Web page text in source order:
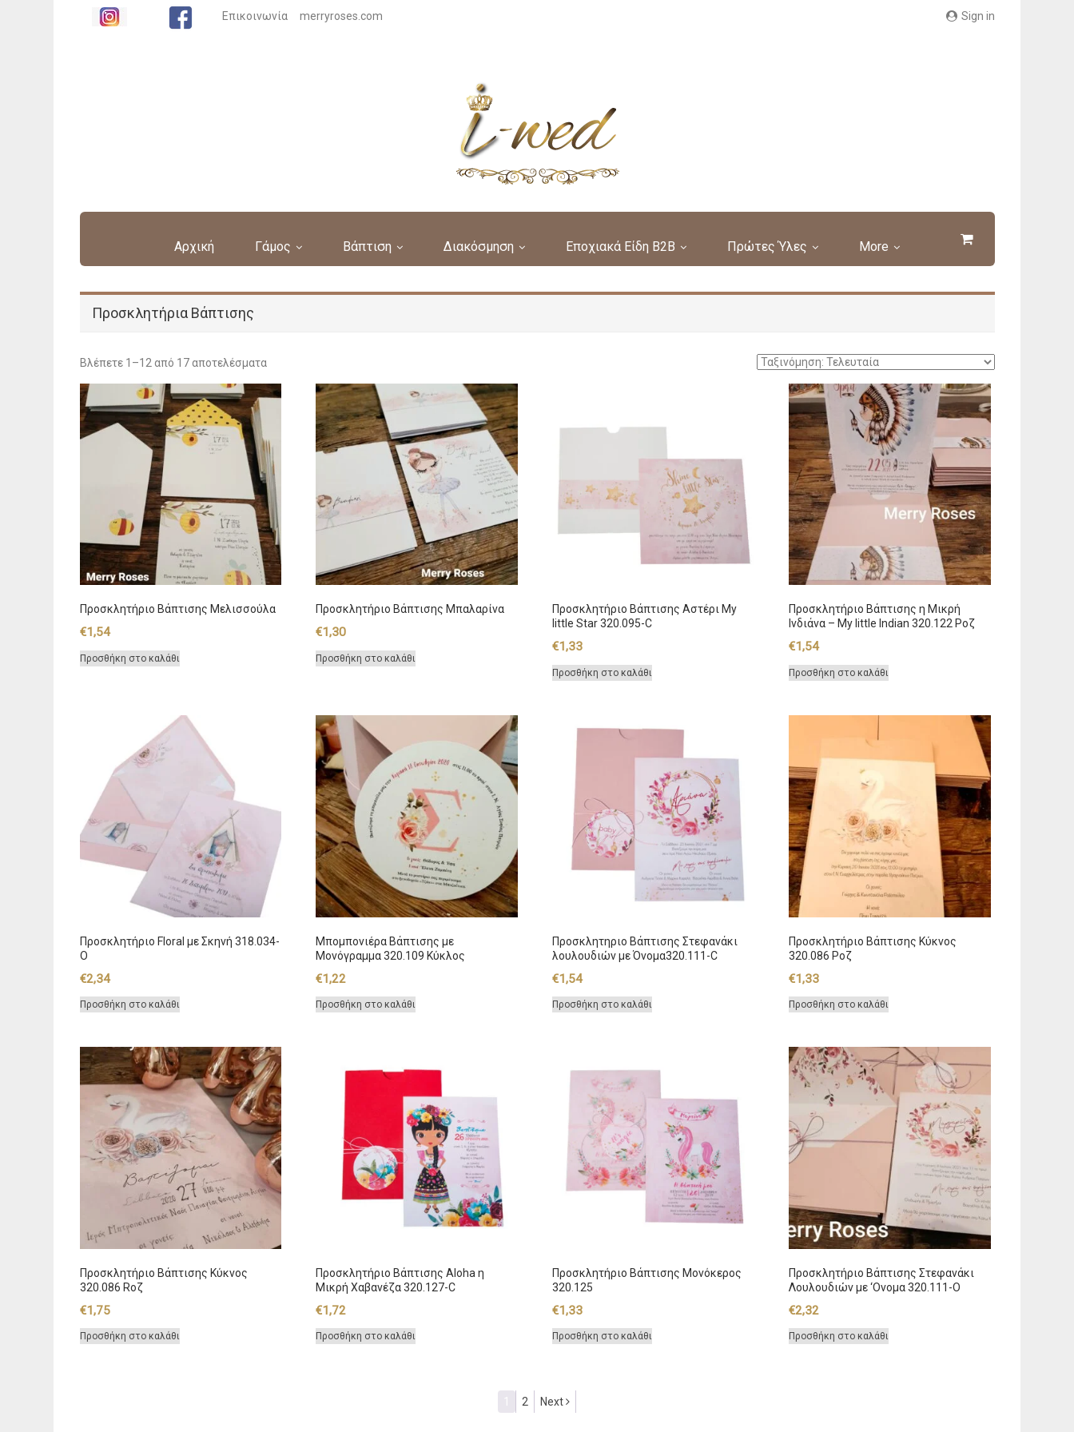
Sign in
Επικοινωνία merryroses.com
Αρχική Γάμος Βάπτιση Διακόσμηση Εποχιακά Είδη B2B Πρώτες Ύλες More
Προσκλητήρια Βάπτισης
Βλέπετε 1–12 από 17 αποτελέσματαSorted
latest
Προσκλητήριο Βάπτισης Μελισσούλα
€1,54
Προσθήκη στο καλάθι
Προσκλητήριο Βάπτισης Μπαλαρίνα
€1,30
Προσθήκη στο καλάθι
Προσκλητήριο Βάπτισης Αστέρι My
little Star 320.095-C
€1,33
Προσθήκη στο καλάθι
Προσκλητήριο Βάπτισης η Μικρή
Ινδιάνα – My little Indian 320.122 Ροζ
€1,54
Προσθήκη στο καλάθι
Προσκλητήριο Floral με Σκηνή 318.034-
O
€2,34
Προσθήκη στο καλάθι
Μπομπονιέρα Βάπτισης με
Μονόγραμμα 320.109 Κύκλος
€1,22
Προσθήκη στο καλάθι
Προσκλητηριο Βάπτισης Στεφανάκι
λουλουδιών με Όνομα320.111-C
€1,54
Προσθήκη στο καλάθι
Προσκλητήριο Βάπτισης Κύκνος
320.086 Ροζ
€1,33
Προσθήκη στο καλάθι
Προσκλητήριο Βάπτισης Κύκνος
320.086 Rοζ
€1,75
Προσθήκη στο καλάθι
Προσκλητήριο Βάπτισης Aloha η
Μικρή Xαβανέζα 320.127-C
€1,72
Προσθήκη στο καλάθι
Προσκλητήριο Βάπτισης Μονόκερος
320.125
€1,33
Προσθήκη στο καλάθι
Προσκλητήριο Βάπτισης Στεφανάκι
Λουλουδιών με ‘Ονομα 320.111-O
€2,32
Προσθήκη στο καλάθι
1 2 Next